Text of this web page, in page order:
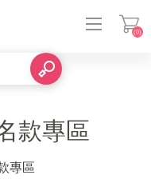
(0)
款專區
專區